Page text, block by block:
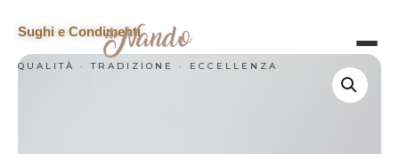
QUALITÀ · TRADIZIONE · ECCELLENZA
Sughi e Condimenti